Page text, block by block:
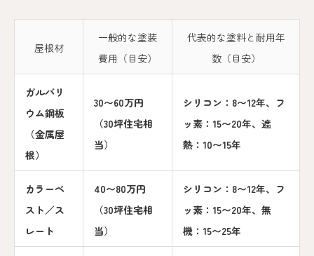
屋根材
一般的な塗装
費用（目安）
代表的な塗料と耐用年
数（目安）
ガルバリ
ウム鋼板
（金属屋
根）
30〜60万円
（30坪住宅相
当）
シリコン：8〜12年、フ
ッ素：15〜20年、遮
熱：10〜15年
カラーベ
スト／ス
レート
40〜80万円
（30坪住宅相
当）
シリコン：8〜12年、フ
ッ素：15〜20年、無
機：15〜25年